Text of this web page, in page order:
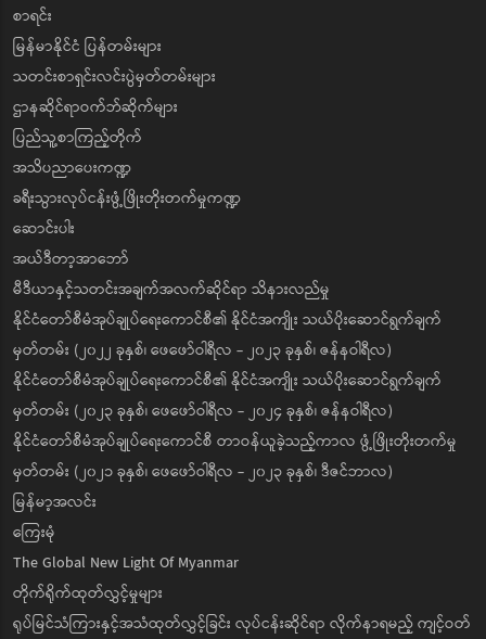
စာရင်း
မြန်မာနိုင်ငံ ပြန်တမ်းများ
သတင်းစာရှင်းလင်းပွဲမှတ်တမ်းများ
ဌာနဆိုင်ရာဝက်ဘ်ဆိုက်များ
ပြည်သူ့စာကြည့်တိုက်
အသိပညာပေးကဏ္ဍ
ခရီးသွားလုပ်ငန်းဖွံ့ဖြိုးတိုးတက်မှုကဏ္ဍ
ဆောင်းပါး
အယ်ဒီတာ့အာဘော်
မီဒီယာနှင့်သတင်းအချက်အလက်ဆိုင်ရာ သိနားလည်မှု
နိုင်ငံတော်စီမံအုပ်ချုပ်ရေးကောင်စီ၏ နိုင်ငံအကျိုး သယ်ပိုးဆောင်ရွက်ချက်
မှတ်တမ်း (၂၀၂၂ ခုနှစ်၊ ဖေဖော်ဝါရီလ - ၂၀၂၃ ခုနှစ်၊ ဇန်နဝါရီလ)
နိုင်ငံတော်စီမံအုပ်ချုပ်ရေးကောင်စီ၏ နိုင်ငံအကျိုး သယ်ပိုးဆောင်ရွက်ချက်
မှတ်တမ်း (၂၀၂၃ ခုနှစ်၊ ဖေဖော်ဝါရီလ - ၂၀၂၄ ခုနှစ်၊ ဇန်နဝါရီလ)
နိုင်ငံတော်စီမံအုပ်ချုပ်ရေးကောင်စီ တာဝန်ယူခဲ့သည့်ကာလ ဖွံ့ဖြိုးတိုးတက်မှု
မှတ်တမ်း (၂၀၂၁ ခုနှစ်၊ ဖေဖော်ဝါရီလ - ၂၀၂၃ ခုနှစ်၊ ဒီဇင်ဘာလ)
မြန်မာ့အလင်း
ကြေးမုံ
The Global New Light Of Myanmar
တိုက်ရိုက်ထုတ်လွှင့်မှုများ
ရုပ်မြင်သံကြားနှင့်အသံထုတ်လွှင့်ခြင်း လုပ်ငန်းဆိုင်ရာ လိုက်နာရမည့် ကျင့်ဝတ်